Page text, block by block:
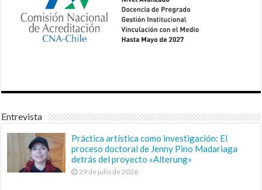
Entrevista
Práctica artística como investigación: El
proceso doctoral de Jenny Pino Madariaga
detrás del proyecto «Alterung»
29 de julio de 2026